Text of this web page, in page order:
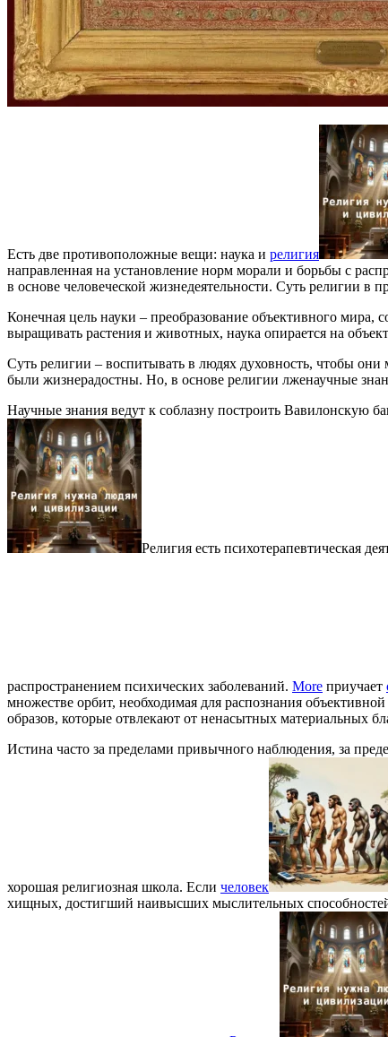
Есть две противоположные вещи: наука и религия
направленная на установление норм морали и борьбы с
в основе человеческой жизнедеятельности. Суть религии в
Конечная цель науки – преобразование объективного мира,
выращивать растения и животных, наука опирается на
Суть религии – воспитывать в людях духовность, чтобы
были жизнерадостны. Но, в основе религии лженаучные
Научные знания ведут к соблазну построить Вавилонскую
Религия есть психотерапевтическая
распространением психических заболеваний. More приучает
множестве орбит, необходимая для распознания
образов, которые отвлекают от ненасытных материальных
Истина часто за пределами привычного наблюдения, за
хорошая религиозная школа. Если человек
хищных, достигший наивысших мыслительных